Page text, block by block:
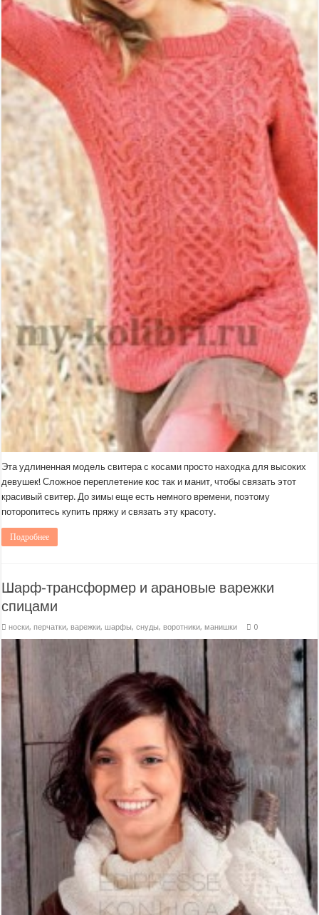
Эта удлиненная модель свитера с косами просто находка для высоких
девушек! Сложное переплетение кос так и манит, чтобы связать этот
красивый свитер. До зимы еще есть немного времени, поэтому
поторопитесь купить пряжу и связать эту красоту.
Подробнее
Шарф-трансформер и арановые варежки
спицами
носки, перчатки, варежки,шарфы, снуды, воротники, манишки 0